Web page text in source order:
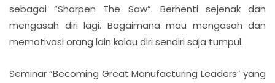
sebagai “Sharpen The Saw”. Berhenti sejenak dan
mengasah diri lagi. Bagaimana mau mengasah dan
memotivasi orang lain kalau diri sendiri saja tumpul.
Seminar “Becoming Great Manufacturing Leaders” yang